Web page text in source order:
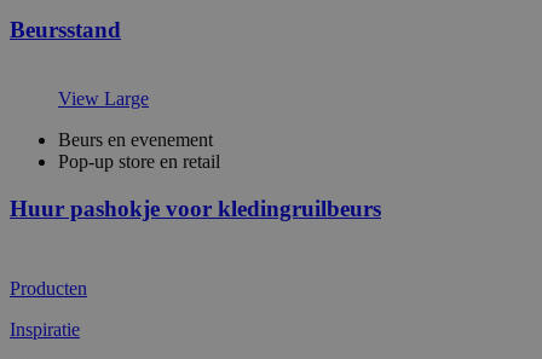
Beursstand
View Large
Beurs en evenement
Pop-up store en retail
Huur pashokje voor kledingruilbeurs
Producten
Inspiratie